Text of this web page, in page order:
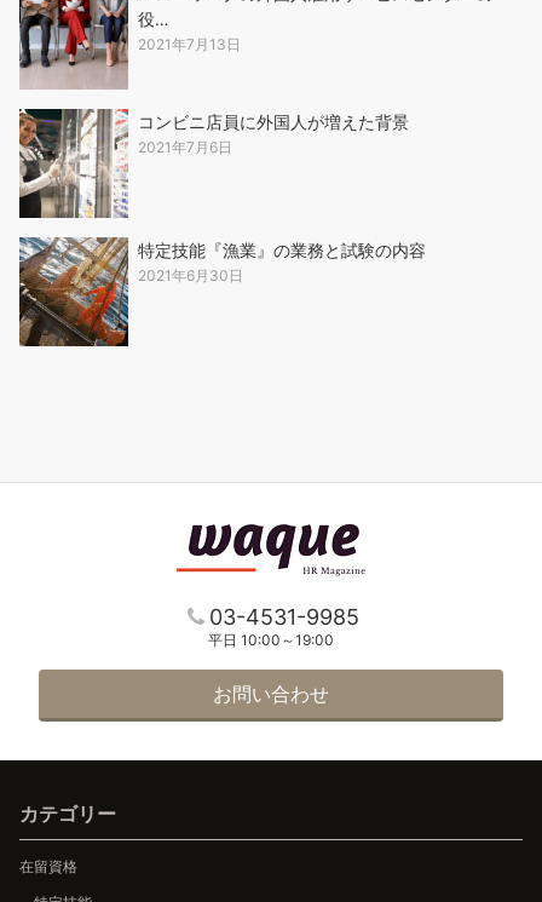
役…
2021年7月13日
コンビニ店員に外国人が増えた背景
2021年7月6日
特定技能『漁業』の業務と試験の内容
2021年6月30日
03-4531-9985
平日 10:00～19:00
お問い合わせ
カテゴリー
在留資格